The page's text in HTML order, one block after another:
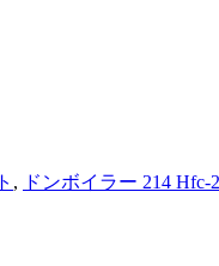
, ドンボイラー 214